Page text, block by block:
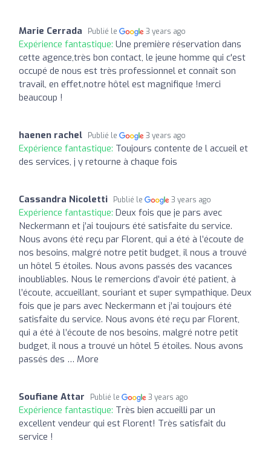
Marie Cerrada Publié le 3 years ago
Expérience fantastique: Une première réservation dans
cette agence,très bon contact, le jeune homme qui c'est
occupé de nous est très professionnel et connaît son
travail, en effet,notre hôtel est magnifique !merci
beaucoup !
haenen rachel Publié le 3 years ago
Expérience fantastique: Toujours contente de l accueil et
des services, j y retourne à chaque fois
Cassandra Nicoletti Publié le 3 years ago
Expérience fantastique: Deux fois que je pars avec
Neckermann et j’ai toujours été satisfaite du service.
Nous avons été reçu par Florent, qui a été à l’écoute de
nos besoins, malgré notre petit budget, il nous a trouvé
un hôtel 5 étoiles. Nous avons passés des vacances
inoubliables. Nous le remercions d’avoir été patient, à
l’écoute, accueillant, souriant et super sympathique. Deux
fois que je pars avec Neckermann et j’ai toujours été
satisfaite du service. Nous avons été reçu par Florent,
qui a été à l’écoute de nos besoins, malgré notre petit
budget, il nous a trouvé un hôtel 5 étoiles. Nous avons
passés des … More
Soufiane Attar Publié le 3 years ago
Expérience fantastique: Très bien accueilli par un
excellent vendeur qui est Florent! Très satisfait du
service !